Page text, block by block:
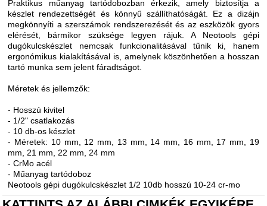
Praktikus műanyag tartódobozban érkezik, amely biztosítja a
készlet rendezettségét és könnyű szállíthatóságát. Ez a dizájn
megkönnyíti a szerszámok rendszerezését és az eszközök gyors
elérését, bármikor szüksége legyen rájuk. A Neotools gépi
dugókulcskészlet nemcsak funkcionalitásával tűnik ki, hanem
ergonómikus kialakításával is, amelynek köszönhetően a hosszan
tartó munka sem jelent fáradtságot.
Méretek és jellemzők:
- Hosszú kivitel
- 1/2" csatlakozás
- 10 db-os készlet
- Méretek: 10 mm, 12 mm, 13 mm, 14 mm, 16 mm, 17 mm, 19
mm, 21 mm, 22 mm, 24 mm
- CrMo acél
- Műanyag tartódoboz
Neotools gépi dugókulcskészlet 1/2 10db hosszú 10-24 cr-mo